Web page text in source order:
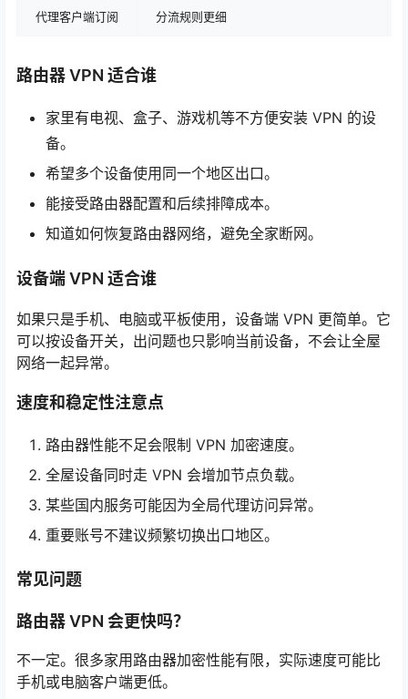
代理客户端订阅 分流规则更细
路由器 VPN 适合谁
家里有电视、盒子、游戏机等不方便安装 VPN 的设
备。
希望多个设备使用同一个地区出口。
能接受路由器配置和后续排障成本。
知道如何恢复路由器网络，避免全家断网。
设备端 VPN 适合谁
如果只是手机、电脑或平板使用，设备端 VPN 更简单。它
可以按设备开关，出问题也只影响当前设备，不会让全屋
网络一起异常。
速度和稳定性注意点
路由器性能不足会限制 VPN 加密速度。
全屋设备同时走 VPN 会增加节点负载。
某些国内服务可能因为全局代理访问异常。
重要账号不建议频繁切换出口地区。
常见问题
路由器 VPN 会更快吗？
不一定。很多家用路由器加密性能有限，实际速度可能比
手机或电脑客户端更低。